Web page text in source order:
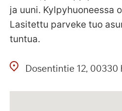
ja uuni. Kylpyhuoneessa
Lasitettu parveke tuo
tuntua.
Dosentintie 12 00330